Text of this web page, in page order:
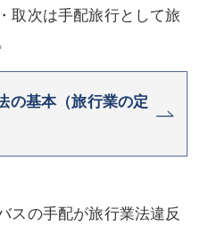
取次は手配旅行として旅
の基本（旅行業の定
スの手配が旅行業法違反